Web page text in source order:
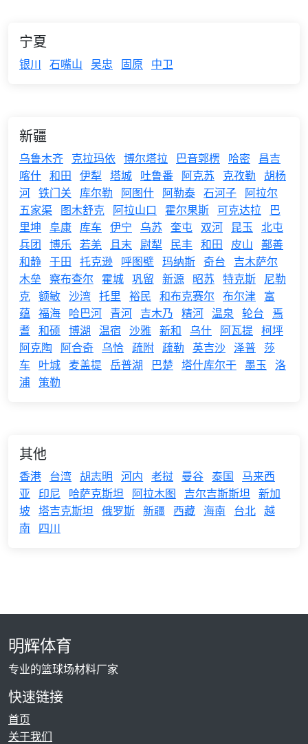
宁夏
银川 石嘴山 吴忠 固原 中卫
新疆
乌鲁木齐 克拉玛依 博尔塔拉 巴音郭楞 哈密
昌吉
喀什 和田 伊犁 塔城 吐鲁番 阿克苏 克孜勒 胡杨
河 铁门关 库尔勒 阿图什 阿勒泰 石河子 阿拉尔
五家渠 图木舒克 阿拉山口 霍尔果斯 可克达拉
巴
里坤 阜康 库车 伊宁 乌苏 奎屯 双河 昆玉 北屯
兵团 博乐 若羌 且末 尉犁 民丰 和田 皮山 鄯善
和静 于田 托克逊 呼图壁 玛纳斯 奇台
吉木萨尔
木垒 察布查尔 霍城 巩留 新源 昭苏 特克斯 尼勒
克 额敏 沙湾 托里 裕民 和布克赛尔 布尔津 富
蕴 福海 哈巴河 青河 吉木乃 精河 温泉 轮台
焉
耆 和硕 博湖 温宿 沙雅 新和 乌什 阿瓦提 柯坪
阿克陶
阿合奇 乌恰 疏附 疏勒 英吉沙 泽普 莎
车
叶城 麦盖提 岳普湖 巴楚 塔什库尔干 墨玉 洛
浦 策勒
其他
香港 台湾 胡志明 河内 老挝 曼谷 泰国
马来西
亚
印尼 哈萨克斯坦 阿拉木图 吉尔吉斯斯坦 新加
坡 塔吉克斯坦 俄罗斯 新疆 西藏 海南 台北 越
南
四川
明辉体育
专业的篮球场材料厂家
快速链接
首页
关于我们